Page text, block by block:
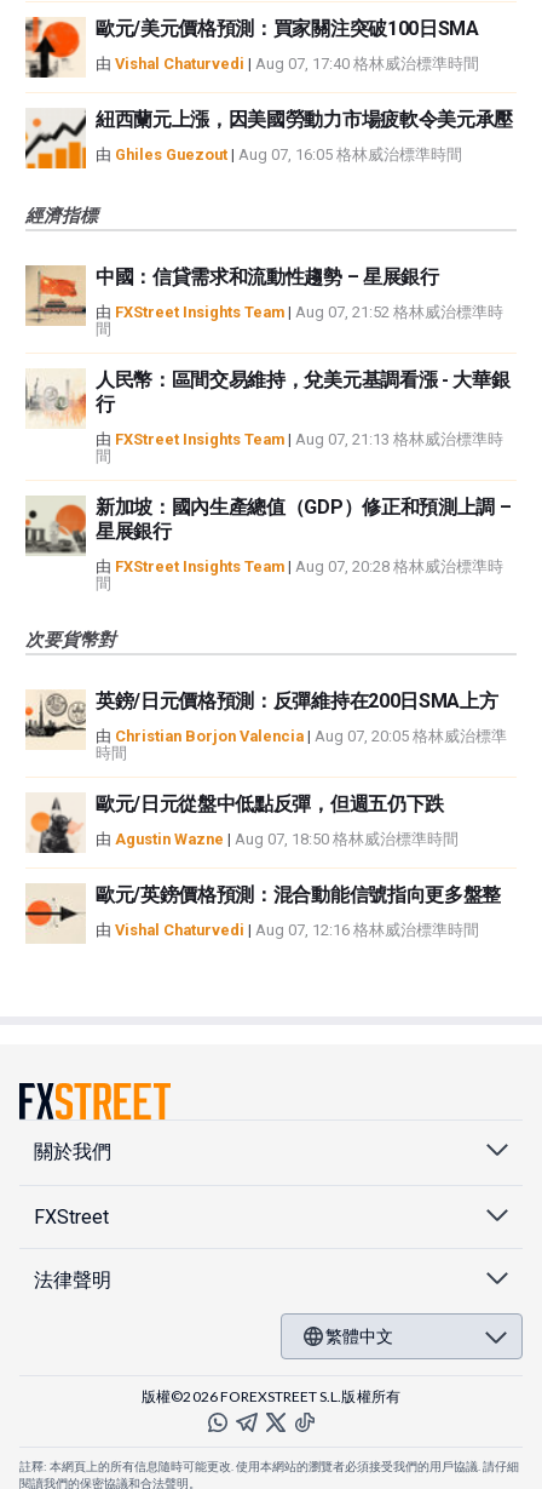
歐元/美元價格預測：買家關注突破100日SMA
由 Vishal Chaturvedi | Aug 07, 17:40 格林威治標準時間
紐西蘭元上漲，因美國勞動力市場疲軟令美元承壓
由 Ghiles Guezout | Aug 07, 16:05 格林威治標準時間
經濟指標
中國：信貸需求和流動性趨勢 – 星展銀行
由 FXStreet Insights Team | Aug 07, 21:52 格林威治標準時
間
人民幣：區間交易維持，兌美元基調看漲 - 大華銀
行
由 FXStreet Insights Team | Aug 07, 21:13 格林威治標準時
間
新加坡：國內生產總值（GDP）修正和預測上調 –
星展銀行
由 FXStreet Insights Team | Aug 07, 20:28 格林威治標準時
間
次要貨幣對
英鎊/日元價格預測：反彈維持在200日SMA上方
由 Christian Borjon Valencia | Aug 07, 20:05 格林威治標準
時間
歐元/日元從盤中低點反彈，但週五仍下跌
由 Agustin Wazne | Aug 07, 18:50 格林威治標準時間
歐元/英鎊價格預測：混合動能信號指向更多盤整
由 Vishal Chaturvedi | Aug 07, 12:16 格林威治標準時間
關於我們
FXStreet
法律聲明
繁體中文
版權©2026 FOREXSTREET S.L.版權所有
註釋: 本網頁上的所有信息隨時可能更改. 使用本網站的瀏覽者必須接受我們的用戶協議. 請仔細
閱讀我們的保密協議和合法聲明。